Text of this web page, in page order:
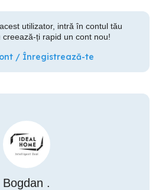
utilizator, intră în contul tău
creează-ți rapid un cont nou!
/ Înregistrează-te
Bogdan .